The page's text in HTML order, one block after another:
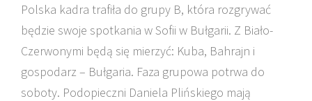
Polska kadra trafiła do grupy B, która rozgrywać
będzie swoje spotkania w Sofii w Bułgarii. Z Biało-
Czerwonymi będą się mierzyć: Kuba, Bahrajn i
gospodarz – Bułgaria. Faza grupowa potrwa do
soboty. Podopieczni Daniela Plińskiego mają